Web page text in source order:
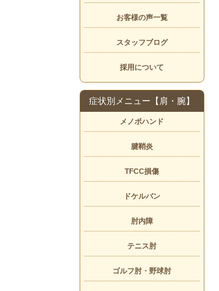
お客様の声一覧
スタッフブログ
採用について
症状別メニュー【肩・腕】
メノポハンド
腱鞘炎
TFCC損傷
ドケルバン
肘内障
テニス肘
ゴルフ肘・野球肘